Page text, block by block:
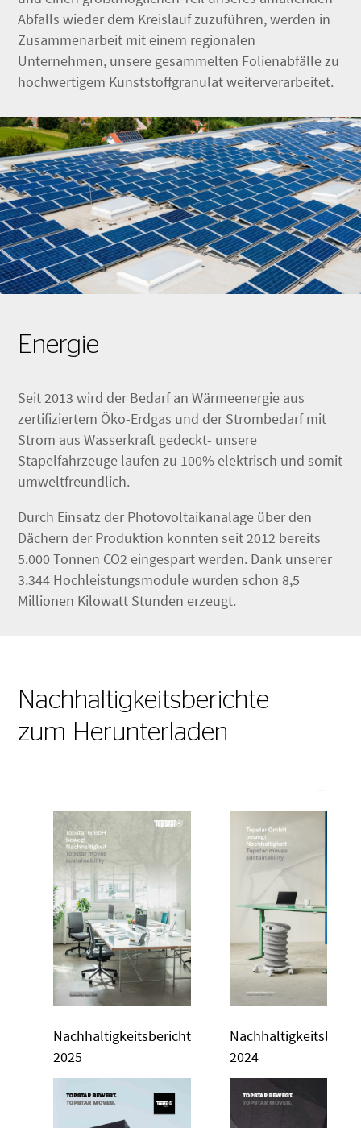
Abfalls wieder dem Kreislauf zuzuführen, werden in
Zusammenarbeit mit einem regionalen
Unternehmen, unsere gesammelten Folienabfälle zu
hochwertigem Kunststoffgranulat weiterverarbeitet.
Energie
Seit 2013 wird der Bedarf an Wärmeenergie aus
zertifiziertem Öko-Erdgas und der Strombedarf mit
Strom aus Wasserkraft gedeckt- unsere
Stapelfahrzeuge laufen zu 100% elektrisch und somit
umweltfreundlich.
Durch Einsatz der Photovoltaikanalage über den
Dächern der Produktion konnten seit 2012 bereits
5.000 Tonnen CO2 eingespart werden. Dank unserer
3.344 Hochleistungsmodule wurden schon 8,5
Millionen Kilowatt Stunden erzeugt.
Nachhaltigkeitsberichte
zum Herunterladen
Nachhaltigkeitsbericht
2025
2024